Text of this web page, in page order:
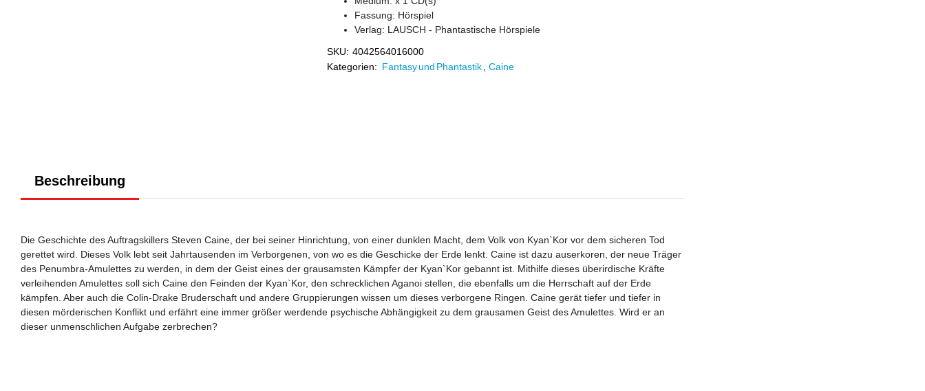
Fassung: Hörspiel
Verlag: LAUSCH - Phantastische Hörspiele
SKU: 4042564016000
Kategorien: Fantasy und Phantastik Caine
Beschreibung
Die Geschichte des Auftragskillers Steven Caine, der bei seiner Hinrichtung, von einer dunklen Macht, dem Volk von Kyan`Kor vor dem sicheren Tod
gerettet wird. Dieses Volk lebt seit Jahrtausenden im Verborgenen, von wo es die Geschicke der Erde lenkt. Caine ist dazu auserkoren, der neue Träger
des Penumbra-Amulettes zu werden, in dem der Geist eines der grausamsten Kämpfer der Kyan`Kor gebannt ist. Mithilfe dieses überirdische Kräfte
verleihenden Amulettes soll sich Caine den Feinden der Kyan`Kor, den schrecklichen Aganoi stellen, die ebenfalls um die Herrschaft auf der Erde
kämpfen. Aber auch die Colin-Drake Bruderschaft und andere Gruppierungen wissen um dieses verborgene Ringen. Caine gerät tiefer und tiefer in
diesen mörderischen Konflikt und erfährt eine immer größer werdende psychische Abhängigkeit zu dem grausamen Geist des Amulettes. Wird er an
dieser unmenschlichen Aufgabe zerbrechen?